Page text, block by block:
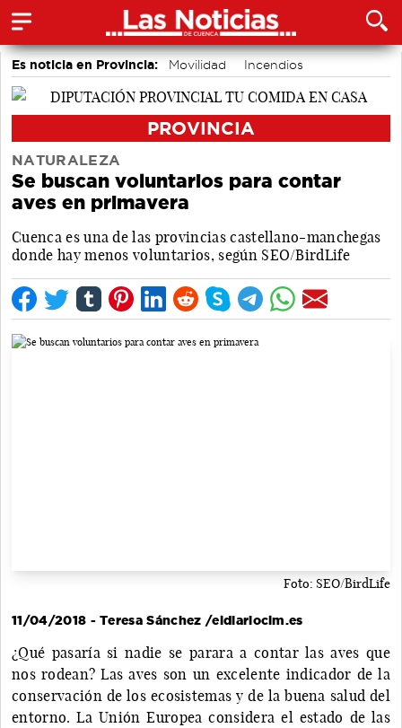
Es noticia en Provincia: Movilidad Incendios
PROVINCIA
NATURALEZA
Se buscan voluntarios para contar
aves en primavera
Cuenca es una de las provincias castellano-manchegas
donde hay menos voluntarios, según SEO/BirdLife
Foto: SEO/BirdLife
11/04/2018 - Teresa Sánchez /eldiarioclm.es
¿Qué pasaría si nadie se parara a contar las aves que
nos rodean? Las aves son un excelente indicador de la
conservación de los ecosistemas y de la buena salud del
entorno. La Unión Europea considera el estado de las